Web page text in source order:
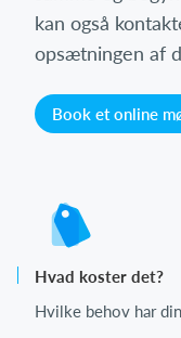
kan også
opsætningen af
Book et online
Hvad koster det?
Hvilke behov har